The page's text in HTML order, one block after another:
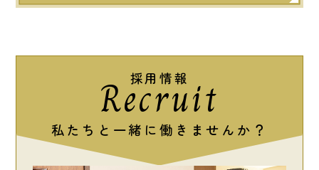
採用情報
Recruit
私たちと一緒に働きませんか？